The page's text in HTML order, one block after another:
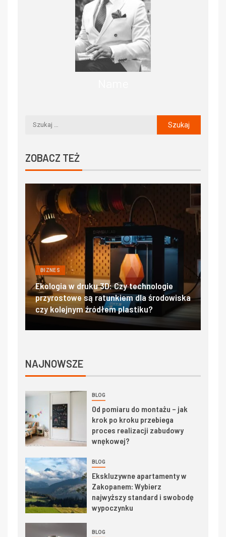
ZOBACZ TEŻ
BIZNES
Ekologia w druku 3D: Czy technologie
przyrostowe są ratunkiem dla środowiska
czy kolejnym źródłem plastiku?
NAJNOWSZE
BLOG
Od pomiaru do montażu – jak
krok po kroku przebiega
proces realizacji zabudowy
wnękowej?
BLOG
Ekskluzywne apartamenty w
Zakopanem: Wybierz
najwyższy standard i swobodę
wypoczynku
BLOG